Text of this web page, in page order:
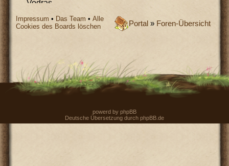
Portal » Foren-Übersicht
Impressum • Das Team •Alle
Cookies des Boards löschen
powerd by phpBB
Deutsche Übersetzung durch phpBB.de